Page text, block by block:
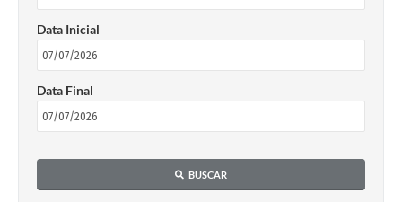
Data Inicial
Data Final
BUSCAR